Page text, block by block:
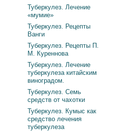
Туберкулез. Лечение
«мумие»
Туберкулез. Рецепты
Ванги
Туберкулез. Рецепты П.
М. Куреннова
Туберкулез. Лечение
туберкулеза китайским
виноградом.
Туберкулез. Семь
средств от чахотки
Туберкулез. Кумыс как
средство лечения
туберкулеза